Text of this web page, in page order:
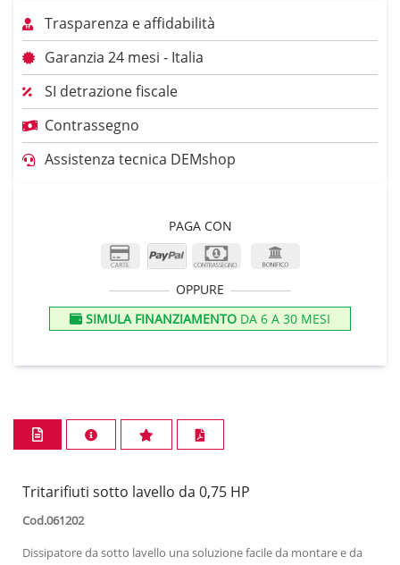
Trasparenza e affidabilità
Garanzia 24 mesi - Italia
SI detrazione fiscale
Contrassegno
Assistenza tecnica DEMshop
PAGA CON
OPPURE
SIMULA FINANZIAMENTO DA 6 A 30 MESI
Tritarifiuti sotto lavello da 0,75 HP
Cod.061202
Dissipatore da sotto lavello una soluzione facile da montare e da